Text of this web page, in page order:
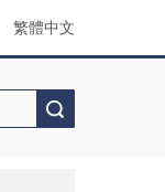
繁體中文